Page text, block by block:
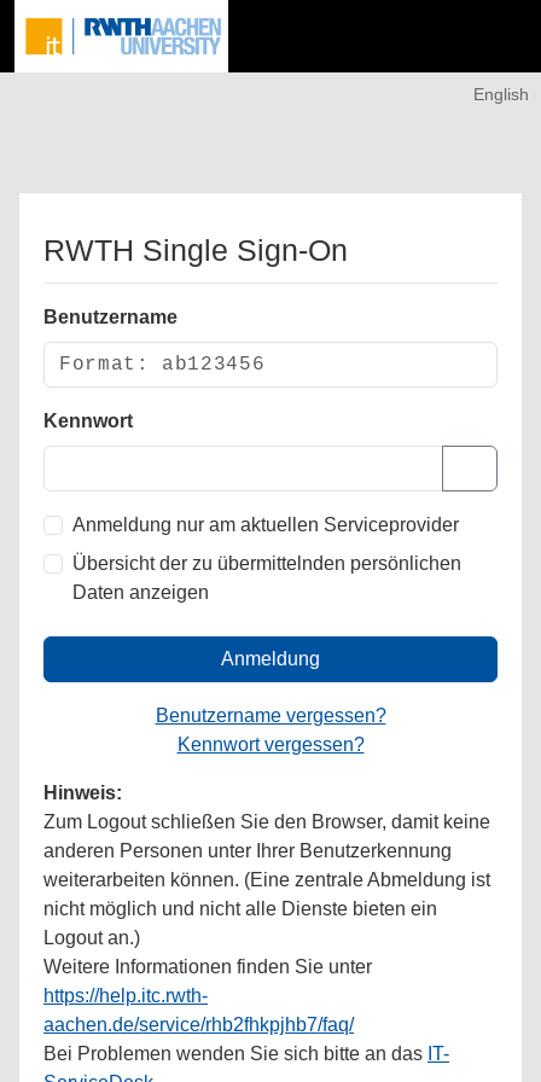
English
RWTH Single Sign-On
Benutzername
Kennwort
Anmeldung nur am aktuellen Serviceprovider
Übersicht der zu übermittelnden persönlichen
Daten anzeigen
Anmeldung
Benutzername vergessen?
Kennwort vergessen?
Hinweis:
Zum Logout schließen Sie den Browser, damit keine
anderen Personen unter Ihrer Benutzerkennung
weiterarbeiten können. (Eine zentrale Abmeldung ist
nicht möglich und nicht alle Dienste bieten ein
Logout an.)
Weitere Informationen finden Sie unter
https://help.itc.rwth-
aachen.de/service/rhb2fhkpjhb7/faq/
Bei Problemen wenden Sie sich bitte an das IT-